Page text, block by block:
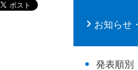
お知らせ
発表順別